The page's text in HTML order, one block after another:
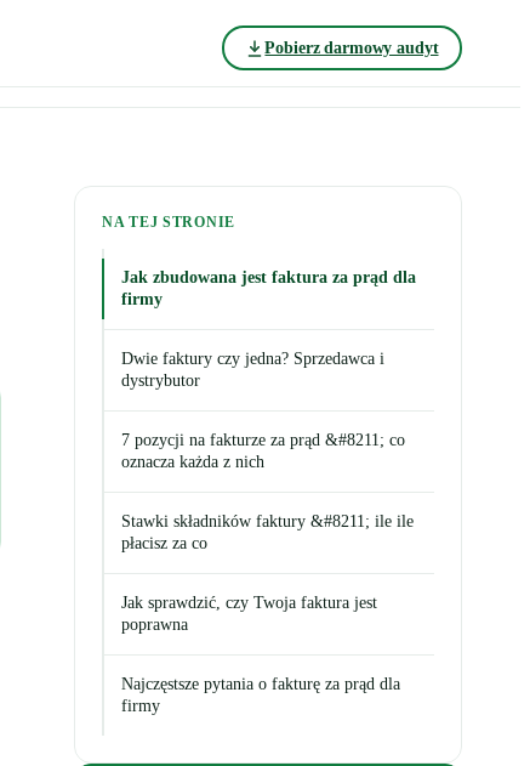
Pobierz darmowy audyt
NA TEJ STRONIE
Jak zbudowana jest faktura za prąd dla
firmy
Dwie faktury czy jedna? Sprzedawca i
dystrybutor
7 pozycji na fakturze za prąd &#8211; co
oznacza każda z nich
Stawki składników faktury &#8211; ile ile
płacisz za co
Jak sprawdzić, czy Twoja faktura jest
poprawna
Najczęstsze pytania o fakturę za prąd dla
firmy